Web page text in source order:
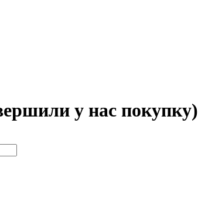
у нас покупку)